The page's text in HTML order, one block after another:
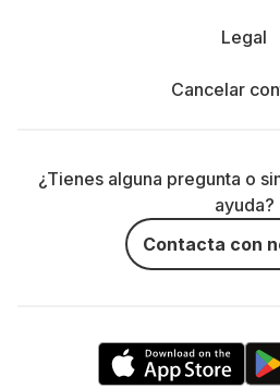
Legal
Cancelar
¿Tienes alguna pregunta o
ayuda?
Contacta con